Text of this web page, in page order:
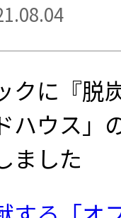
に『脱
ハウス」
ました